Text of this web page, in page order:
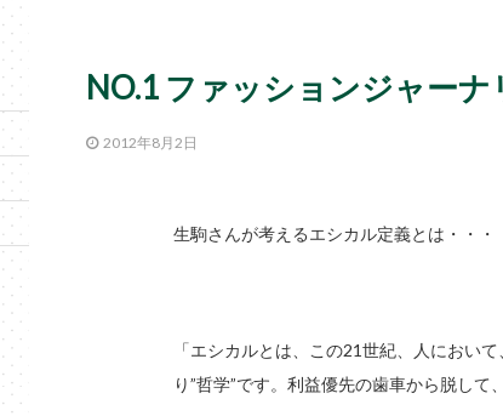
NO.1 ファッションジャー
2012年8月2日
生駒さんが考えるエシカル定義とは・・・
「エシカルとは、この21世紀、人におい
り”哲学”です。利益優先の歯車から脱し